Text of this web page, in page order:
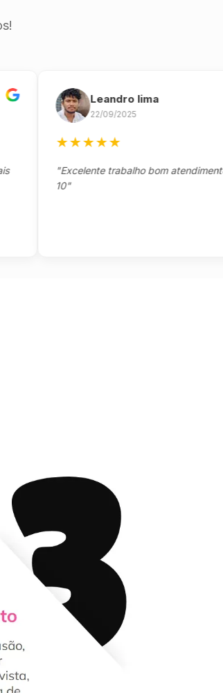
Leandro lima
22/09/2025
★★★
"Excelente trabalho bom atendimento